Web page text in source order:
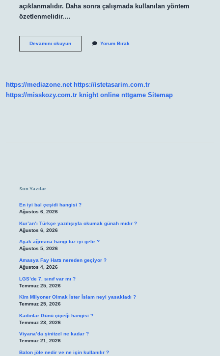
açıklanmalıdır. Daha sonra çalışmada kullanılan yöntem
özetlenmelidir.…
Devamını okuyunAraştırma
Yorum Bırak
https://mediazone.net https://istetasarim.com.tr
https://misskozy.com.tr knight online nttgame Sitemap
Son Yazılar
En iyi bal çeşidi hangisi ?
Ağustos 6, 2026
Kur’an’ı Türkçe yazılışıyla okumak günah mıdır ?
Ağustos 6, 2026
Ayak ağrısına hangi tuz iyi gelir ?
Ağustos 5, 2026
Amasya Fay Hattı nereden geçiyor ?
Ağustos 4, 2026
LGS’de 7. sınıf var mı ?
Temmuz 25, 2026
Kim Milyoner Olmak İster İslam neyi yasakladı ?
Temmuz 25, 2026
Kadınlar Günü çiçeği hangisi ?
Temmuz 23, 2026
Viyana’da şinitzel ne kadar ?
Temmuz 21, 2026
Balon jöle nedir ve ne için kullanılır ?